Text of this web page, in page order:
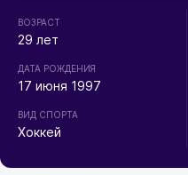
ВОЗРАСТ
29 лет
ДАТА РОЖДЕНИЯ
17 июня 1997
ВИД СПОРТА
Хоккей